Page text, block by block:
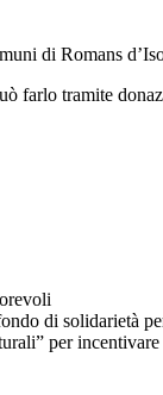
di Romans
farlo tramite
di solidarietà
per